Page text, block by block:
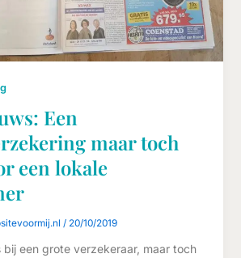
Een
maar toch
een lokale
/ 20/10/2019
bij een grote verzekeraar, maar toch